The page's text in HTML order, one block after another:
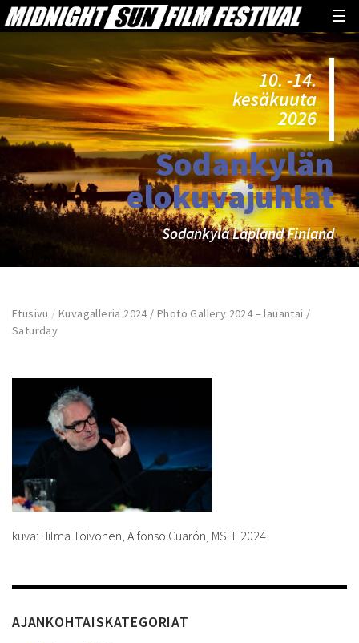
☰
10. -14.
kesäkuuta
2026
Sodankylän
elokuvajuhlat
Sodankylä Lapland Finland
Etusivu /Kuvagalleria 2024 / Photo Gallery 2024 – lauantai /
Saturday
kuva: Hilma Toivonen, Alfonso Cuarón, MSFF 2024
AJANKOHTAISKATEGORIAT